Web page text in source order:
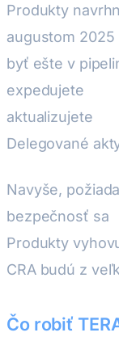
Produkty
augustom 2025
byť ešte v
expedujete
aktualizujete
Delegované
Navyše,
bezpečnosť sa
Produkty
CRA budú z
Čo robiť